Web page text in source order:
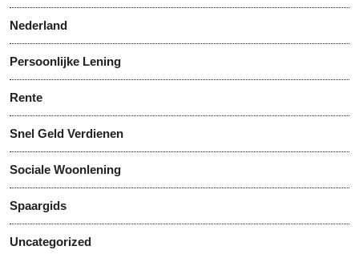
Nederland
Persoonlijke Lening
Rente
Snel Geld Verdienen
Sociale Woonlening
Spaargids
Uncategorized